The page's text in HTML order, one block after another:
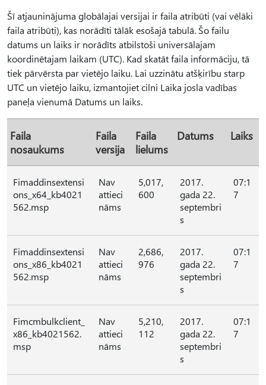
Šī atjauninājuma globālajai versijai ir faila atribūti (vai vēlāki
faila atribūti), kas norādīti tālāk esošajā tabulā. Šo failu
datums un laiks ir norādīts atbilstoši universālajam
koordinētajam laikam (UTC). Kad skatāt faila informāciju, tā
tiek pārvērsta par vietējo laiku. Lai uzzinātu atšķirību starp
UTC un vietējo laiku, izmantojiet cilni Laika josla vadības
paneļa vienumā Datums un laiks.
Faila
nosaukums
Faila
versija
Faila
lielums
Datums Laiks
Fimaddinsextensi
ons_x64_kb4021
562.msp
Nav
attieci
nāms
5,017,
600
2017.
gada 22.
septembri
s
07:1
7
Fimaddinsextensi
ons_x86_kb4021
562.msp
Nav
attieci
nāms
2,686,
976
2017.
gada 22.
septembri
s
07:1
7
Fimcmbulkclient_
x86_kb4021562.
msp
Nav
attieci
nāms
5,210,
112
2017.
gada 22.
septembri
s
07:1
7